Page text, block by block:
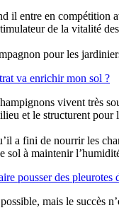
il entre en compétition
de la vitalité
pour les
va enrichir mon sol ?
vivent très
et le structurent
a fini de nourrir les
sol à maintenir
pousser des pleurotes
mais le succès